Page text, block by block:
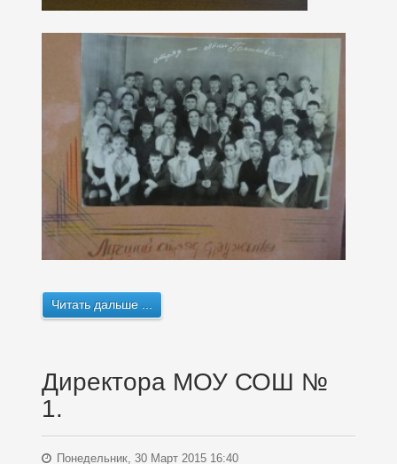
Читать дальше ...
Директора МОУ СОШ №
1.
Понедельник, 30 Март 2015 16:40